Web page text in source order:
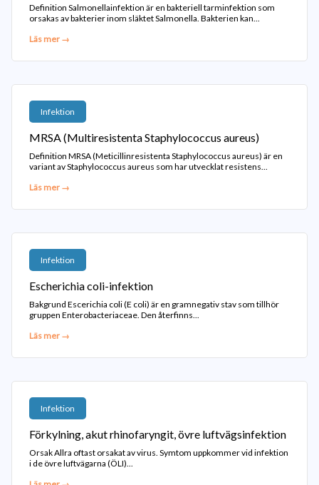
Definition Salmonellainfektion är en bakteriell tarminfektion som
orsakas av bakterier inom släktet Salmonella. Bakterien kan...
Läs mer →
Infektion
MRSA (Multiresistenta Staphylococcus aureus)
Definition MRSA (Meticillinresistenta Staphylococcus aureus) är en
variant av Staphylococcus aureus som har utvecklat resistens...
Läs mer →
Infektion
Escherichia coli-infektion
Bakgrund Escerichia coli (E coli) är en gramnegativ stav som tillhör
gruppen Enterobacteriaceae. Den återfinns...
Läs mer →
Infektion
Förkylning, akut rhinofaryngit, övre luftvägsinfektion
Orsak Allra oftast orsakat av virus. Symtom uppkommer vid infektion
i de övre luftvägarna (ÖLI)...